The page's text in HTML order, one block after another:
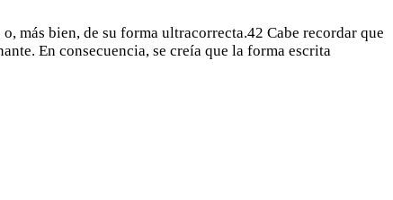
más bien, de su forma ultracorrecta.42 Cabe recordar que
En consecuencia, se creía que la forma escrita